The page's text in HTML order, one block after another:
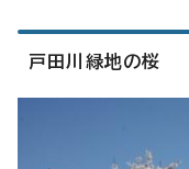
戸田川緑地の桜